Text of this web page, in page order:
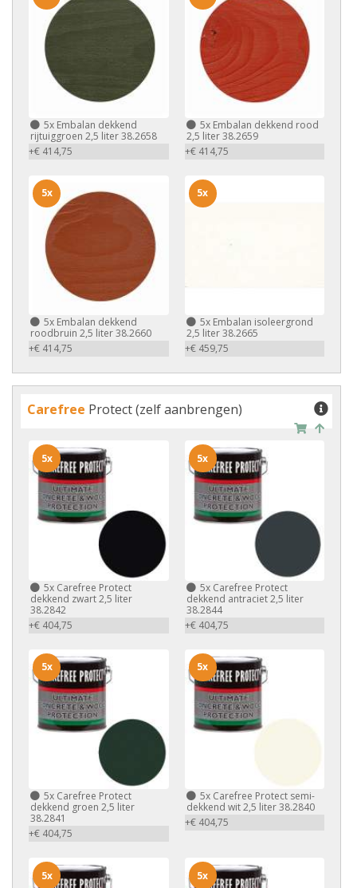
5x Embalan dekkend
rijtuiggroen 2,5 liter 38.2658
+€ 414,75
5xEmbalan dekkend rood
2,5 liter 38.2659
+€ 414,75
5x Embalan dekkend
roodbruin 2,5 liter 38.2660
+€ 414,75
5x
5xEmbalan isoleergrond
2,5 liter 38.2665
+€ 459,75
5x
Carefree Protect (zelf aanbrengen)
5x Carefree Protect
dekkend zwart 2,5 liter
38.2842
+€ 404,75
5x
5xCarefree Protect
dekkend antraciet 2,5 liter
38.2844
+€ 404,75
5x
5x Carefree Protect
dekkend groen 2,5 liter
38.2841
+€ 404,75
5x
5xCarefree Protect semi-
dekkend wit 2,5 liter 38.2840
+€ 404,75
5x
5x 5x